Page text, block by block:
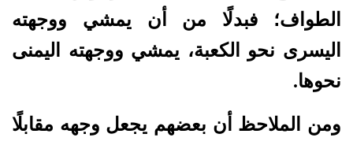
الطواف؛ فبدلًا من أن يمشي ووجهته
اليسرى نحو الكعبة، يمشي ووجهته اليمنى
نحوها.
ومن الملاحظ أن بعضهم يجعل وجهه مقابلًا